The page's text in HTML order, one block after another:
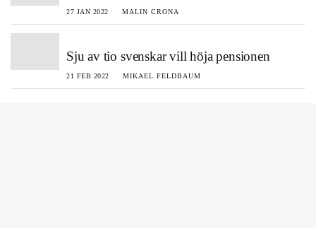
27 JAN 2022 MALIN CRONA
Sju av tio svenskar vill höja pensionen
21 FEB 2022 MIKAEL FELDBAUM